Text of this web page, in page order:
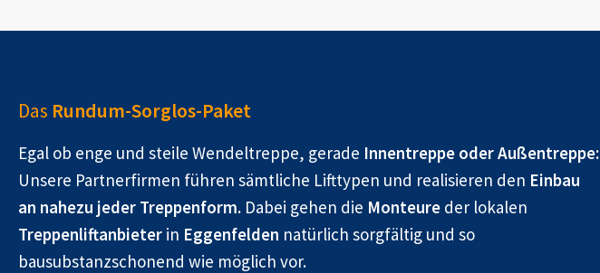
Das Rundum-Sorglos-Paket
Egal ob enge und steile Wendeltreppe, gerade Innentreppe oder Außentreppe:
Unsere Partnerfirmen führen sämtliche Lifttypen und realisieren den Einbau
an nahezu jeder Treppenform. Dabei gehen die Monteure der lokalen
Treppenliftanbieter in Eggenfelden natürlich sorgfältig und so
bausubstanzschonend wie möglich vor.